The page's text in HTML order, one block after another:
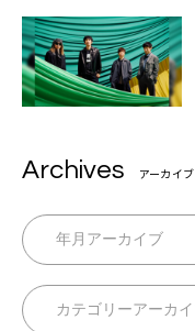
Archives アーカイブ